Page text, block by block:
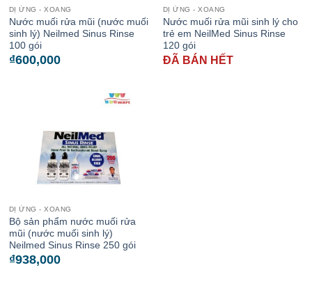
DỊ ỨNG - XOANG
Nước muối rửa mũi (nước muối
sinh lý) Neilmed Sinus Rinse
100 gói
₫600,000
DỊ ỨNG - XOANG
Nước muối rửa mũi sinh lý cho
trẻ em NeilMed Sinus Rinse
120 gói
ĐÃ BÁN HẾT
DỊ ỨNG - XOANG
Bộ sản phẩm nước muối rửa
mũi (nước muối sinh lý)
Neilmed Sinus Rinse 250 gói
₫938,000